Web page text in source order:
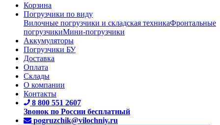
Корзина
Погрузчики по виду
Вилочные погрузчики и складская техникаФронтальные
погрузчикиМини-погрузчики
Аккумуляторы
Погрузчики БУ
Доставка
Оплата
Склады
О компании
Контакты
8 800 551 2607
Звонок по России бесплатный
pogruzchik@vilochniy.ru